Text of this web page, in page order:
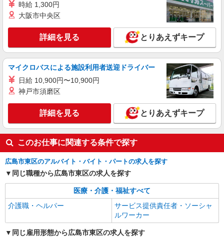
キープ 詳細を見る
派遣社員
株式会社kotrio /●HR-H-2093056
≪戸坂駅≫夜勤なし！未経験・ブランクOKの
時給1350円〜1937円 ＜日払い有/週払い有/交
通費全支給(ガソリン代含む)＞
広島市東区 ★来社不要/面接なし
キープ
派遣社員
株式会社kotrio /●HR-H-2077481
向かう先は笑顔の待つ場所！デイサービスのサ
ポート＆送迎STAFF
時給1350円〜1937円 ＜日払い有/週払い有/交
通費全支給(ガソリン代含む)＞
広島市東区
時給 1,300円
大阪市中央区
詳細を見る とりあえずキープ
マイクロバスによる施設利用者送迎ドライバー
日給 10,900円〜10,900円
神戸市須磨区
詳細を見る とりあえずキープ
このお仕事に関連する条件で探す
広島市東区のアルバイト・バイト・パートの求人を探す
同じ職種から広島市東区の求人を探す
医療・介護・福祉すべて
介護職・ヘルパー
サービス提供責任者・ソーシャ
ルワーカー
同じ雇用形態から広島市東区の求人を探す